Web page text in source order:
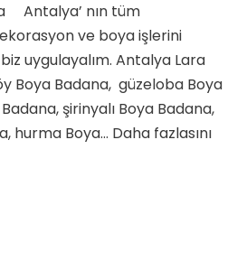
Antalya’ nın tüm
ve boya işlerini
uygulayalım. Antalya Lara
Boya Badana, güzeloba Boya
şirinyalı Boya Badana,
hurma Boya… Daha fazlasını